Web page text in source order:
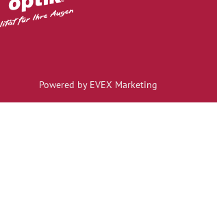
Powered by EVEX Marketing